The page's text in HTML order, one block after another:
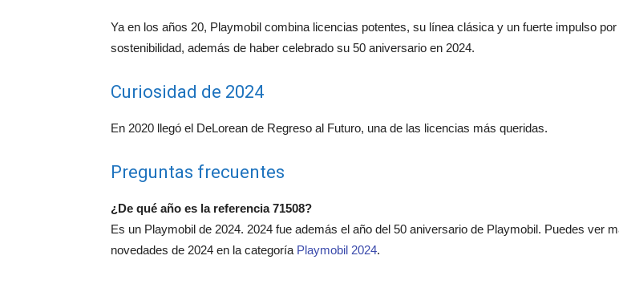
Ya en los años 20, Playmobil combina licencias potentes, su línea clásica y un fuerte impulso por
sostenibilidad, además de haber celebrado su 50 aniversario en 2024.
Curiosidad de 2024
En 2020 llegó el DeLorean de Regreso al Futuro, una de las licencias más queridas.
Preguntas frecuentes
¿De qué año es la referencia 71508?
Es un Playmobil de 2024. 2024 fue además el año del 50 aniversario de Playmobil. Puedes ver
novedades de 2024 en la categoría Playmobil 2024.